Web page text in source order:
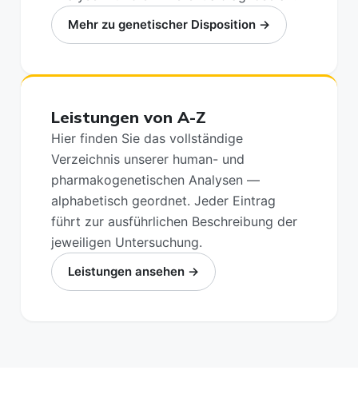
Mehr zu genetischer Disposition →
Leistungen von A-Z
Hier finden Sie das vollständige
Verzeichnis unserer human- und
pharmakogenetischen Analysen —
alphabetisch geordnet. Jeder Eintrag
führt zur ausführlichen Beschreibung der
jeweiligen Untersuchung.
Leistungen ansehen →